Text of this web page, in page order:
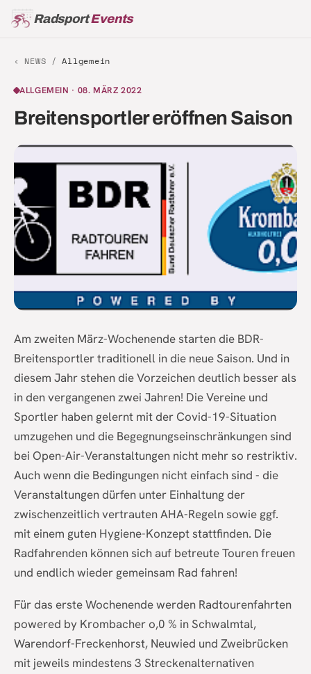
RadsportEvents
‹ NEWS /Allgemein
ALLGEMEIN · 08. MÄRZ 2022
Breitensportler eröffnen Saison
Am zweiten März-Wochenende starten die BDR-
Breitensportler traditionell in die neue Saison. Und in
diesem Jahr stehen die Vorzeichen deutlich besser als
in den vergangenen zwei Jahren! Die Vereine und
Sportler haben gelernt mit der Covid-19-Situation
umzugehen und die Begegnungseinschränkungen sind
bei Open-Air-Veranstaltungen nicht mehr so restriktiv.
Auch wenn die Bedingungen nicht einfach sind - die
Veranstaltungen dürfen unter Einhaltung der
zwischenzeitlich vertrauten AHA-Regeln sowie ggf.
mit einem guten Hygiene-Konzept stattfinden. Die
Radfahrenden können sich auf betreute Touren freuen
und endlich wieder gemeinsam Rad fahren!
Für das erste Wochenende werden Radtourenfahrten
powered by Krombacher o,0 % in Schwalmtal,
Warendorf-Freckenhorst, Neuwied und Zweibrücken
mit jeweils mindestens 3 Streckenalternativen